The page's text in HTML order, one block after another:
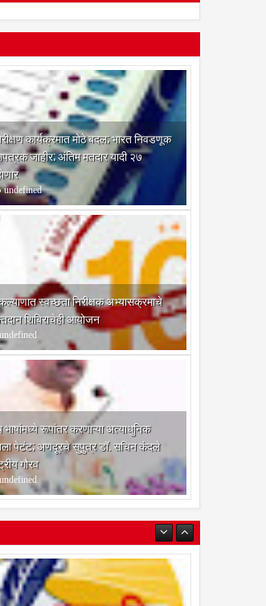
लवकरच मार्गी; साठेनगरच्या विकासाला
प्राधान्य – नगराध्यक्ष बसवराज धरणे ;
01
2026
कार्यक्रमात मोठे बदल; भारत निवडणूक
जाहीर; अंतिम मतदार यादी २७
undefined
कल्याणात स्वच्छता निरीक्षक अभ्यासक्रमाचे
शिबिराचेही आयोजन
undefined
भाषांमध्ये रूपांतर करणाऱ्या अत्याधुनिक
पेटंट; अणदूरचे सुपुत्र डॉ. सचिन कंदले
गौरव
undefined
लेखकमंच कडून वार्षिक पत्रलेखन स्पर्धेचे